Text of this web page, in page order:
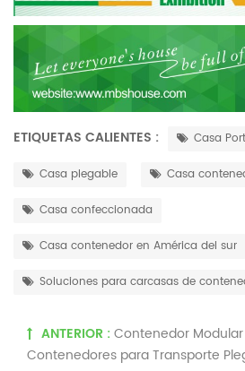
ETIQUETAS CALIENTES : Casa
Casa plegable Casa
Casa confeccionada
Casa contenedor en América del sur
Soluciones para carcasas de
ANTERIOR :Contenedor
Contenedores para Transporte